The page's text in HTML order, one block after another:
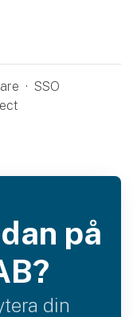
· SSO
på
din